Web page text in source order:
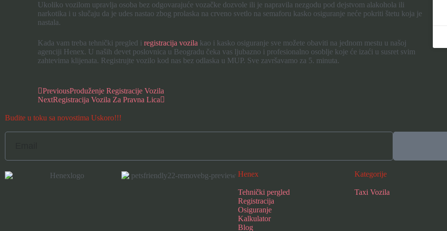
Ukoliko vozilom upravlja osoba bez odgovarajuće vozačke dozvole ili je napravila nezgodu pod dejstvom alakohola ili
narkotika i u slučaju da je udes nastao zbog prolaska na crveno svetlo na semaforu kasko osiguranje neće pokriti štetu koja je
nastala.
Kada vam treba tehnički pregled iregistracija vozila kao i kasko osiguranje sve možete obaviti na jednom mestu u našoj
agenciji Henex. U naših devet poslovnica u Beogradu čeka vas ljubazno i profesionalno osoblje koje će izaći u susret svim
zahtevima klijenata. Registrujte vozilo kod nas bez odlaska u MUP. Sve završavamo za 5. minuta.
PreviousProduženje Registracije Vozila
NextRegistracija Vozila Za Pravna Lica
Budite u toku sa novostima Uskoro!!!
Henex
Tehnički pergled
Registracija
Osiguranje
Kalkulator
Blog
Kategorije
Taxi Vozila